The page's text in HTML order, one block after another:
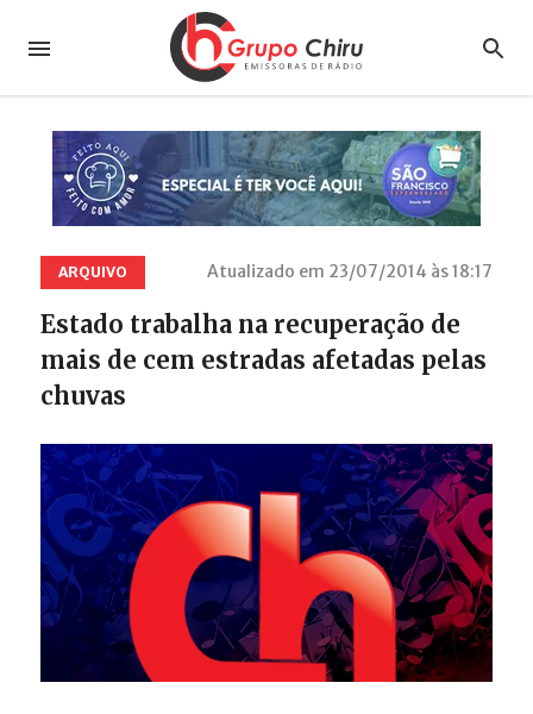
ARQUIVO Atualizado em 23/07/2014 às 18:17
Estado trabalha na recuperação de
mais de cem estradas afetadas pelas
chuvas